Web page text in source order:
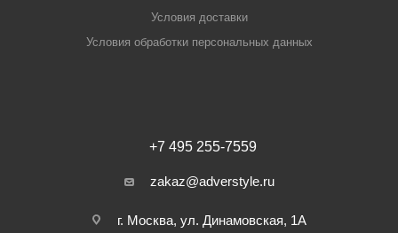
Условия доставки
Условия обработки персональных данных
+7 495 255-7559
zakaz@adverstyle.ru
г. Москва, ул. Динамовская, 1А